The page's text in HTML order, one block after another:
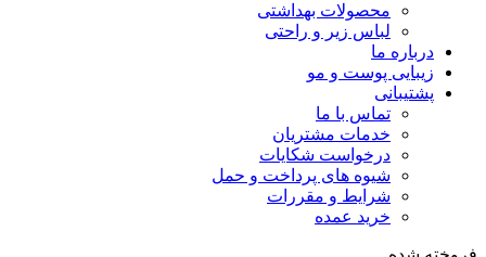
محصولات بهداشتی
لباس زیر و راحتی
درباره ما
زیبایی پوست و مو
پشتیبانی
تماس با ما
خدمات مشتریان
درخواست شکایات
شیوه های پرداخت و حمل
شرایط و مقررات
خرید عمده